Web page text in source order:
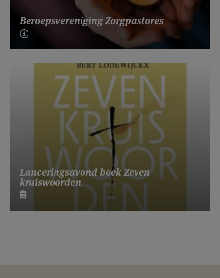
Beroepsvereniging Zorgpastores
Lanceringsavond boek Zeven
kruiswoorden